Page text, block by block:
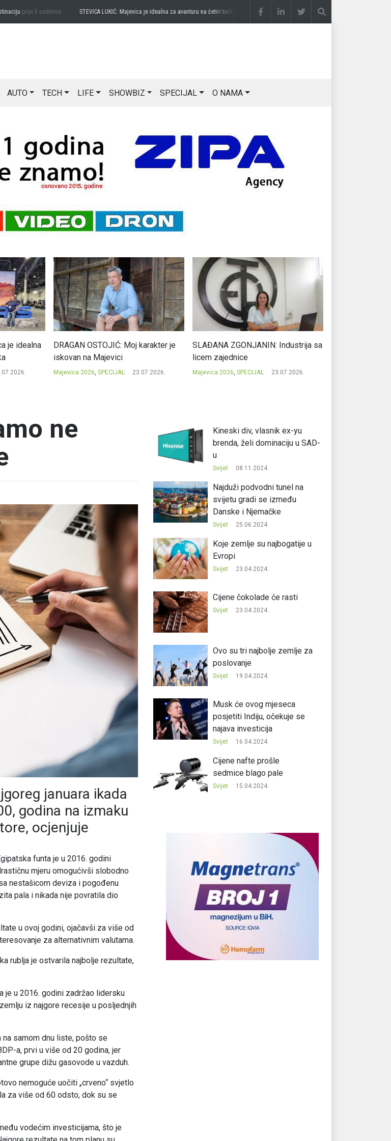
prije 3 sedmice STEVICA LUKIĆ: Majevica je idealna za avanturu na četiri točkaprije 3 sedmice DRAGAN OSTOJIĆ: Moj karakter je
AUTO TECH LIFE SHOWBIZ SPECIJAL O NAMA
je idealna
DRAGAN OSTOJIĆ: Moj karakter je
iskovan na Majevici
Majevica 2026, SPECIJAL 23.07.2026.
SLAĐANA ZGONJANIN: Industrija sa
licem zajednice
Majevica 2026, SPECIJAL 23.07.2026.
ne
januara ikada
godina na izmaku
ocjenjuje
funta je u 2016. godini
mjeru omogućivši slobodno
nestašicom deviza i pogođenu
pala i nikada nije povratila dio
u ovoj godini, ojačavši za više od
za alternativnim valutama.
rublja je ostvarila najbolje rezultate,
je u 2016. godini zadržao lidersku
iz najgore recesije u posljednjih
samom dnu liste, pošto se
a, prvi u više od 20 godina, jer
grupe dižu gasovode u vazduh.
nemoguće uočiti „crveno“ svjetlo
za više od 60 odsto, dok su se
vodećim investicijama, što je
Kineski div, vlasnik ex-yu
brenda, želi dominaciju u SAD-
u
Svijet 08.11.2024.
Najduži podvodni tunel na
svijetu gradi se između
Danske i Njemačke
Svijet 25.06.2024.
Koje zemlje su najbogatije u
Evropi
Svijet 23.04.2024.
Cijene čokolade će rasti
Svijet 23.04.2024.
Ovo su tri najbolje zemlje za
poslovanje
Svijet 19.04.2024.
Musk će ovog mjeseca
posjetiti Indiju, očekuje se
najava investicija
Svijet 16.04.2024.
Cijene nafte prošle
sedmice blago pale
Svijet 15.04.2024.